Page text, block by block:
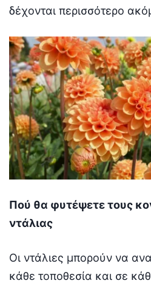
δέχονται περισσότερο
Πού θα φυτέψετε τους
ντάλιας
Οι ντάλιες μπορούν να
κάθε τοποθεσία και σε